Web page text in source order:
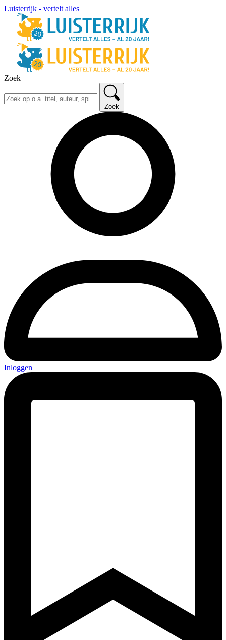
Luisterrijk - vertelt alles
Zoek
Zoek
Inloggen